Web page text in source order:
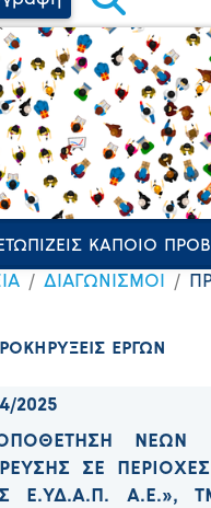
ΚΑΠΟΙΟ
ΔΙΑΓΩΝΙΣΜΟΙ
ΕΡΓΩΝ
2025
ΝΕΩΝ
ΣΕ
Ε.ΥΔ.Α.Π. Α.Ε.»,